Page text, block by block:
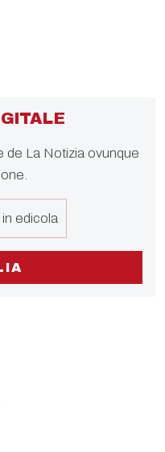
de La Notizia ovunque